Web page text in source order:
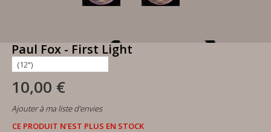
Paul Fox - First Light
10,00 €
Ajouter à ma liste d'envies
CE PRODUIT N'EST PLUS EN STOCK